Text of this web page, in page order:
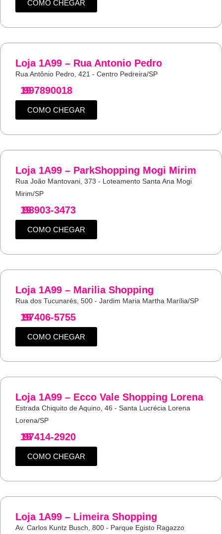
COMO CHEGAR
Loja 1A99 – Rua Antonio Pedro
Rua Antônio Pedro, 421 - Centro Pedreira/SP
19
997890018
COMO CHEGAR
Loja 1A99 – ParkShopping Mogi Mirim
Rua João Mantovani, 373 - Loteamento Santa Ana Mogi
Mirim/SP
19
98903-3473
COMO CHEGAR
Loja 1A99 – Marilia Shopping
Rua dos Tucunarés, 500 - Jardim Maria Martha Marília/SP
19
97406-5755
COMO CHEGAR
Loja 1A99 – Ecco Vale Shopping Lorena
Estrada Chiquito de Aquino, 46 - Santa Lucrécia Lorena
Lorena/SP
19
97414-2920
COMO CHEGAR
Loja 1A99 – Limeira Shopping
Av. Carlos Kuntz Busch, 800 - Parque Egisto Ragazzo